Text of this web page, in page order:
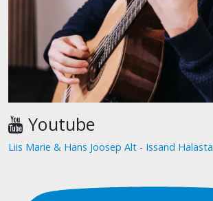
Youtube
Liis Marie & Hans Joosep Alt - Issand Halasta